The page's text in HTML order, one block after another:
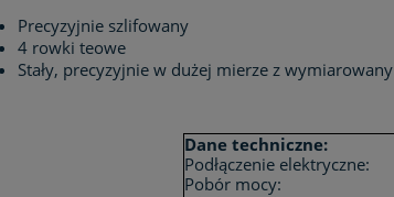
Precyzyjnie szlifowany
4 rowki teowe
Stały, precyzyjnie w dużej mierze z wymiarowany
Dane techniczne:
Podłączenie elektryczne:
Pobór mocy: